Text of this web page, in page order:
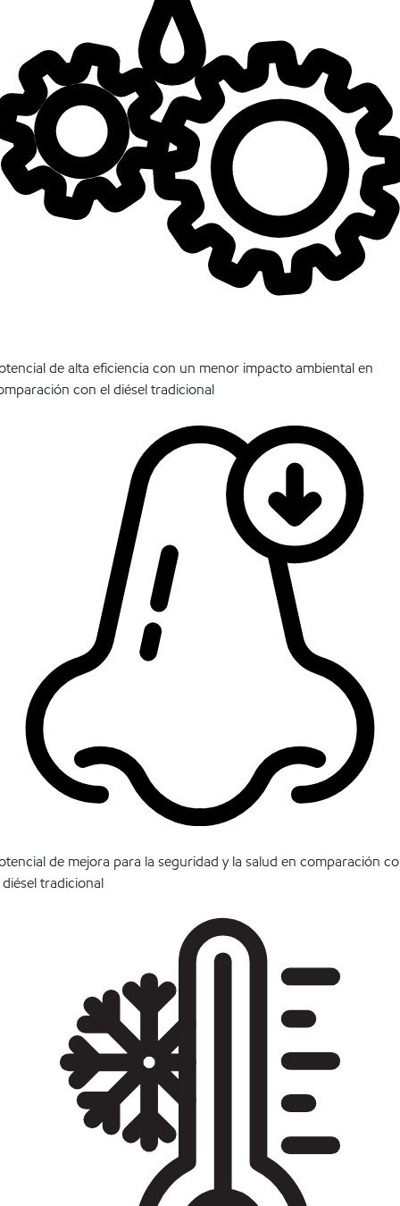
de alta eficiencia con un menor impacto ambiental en
con el diésel tradicional
de mejora para la seguridad y la salud en comparación
diésel tradicional